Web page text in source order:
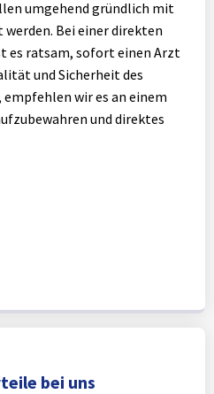
umgehend gründlich mit
werden. Bei einer direkten
es ratsam, sofort einen Arzt
und Sicherheit des
wir es an einem
und direktes
bei uns